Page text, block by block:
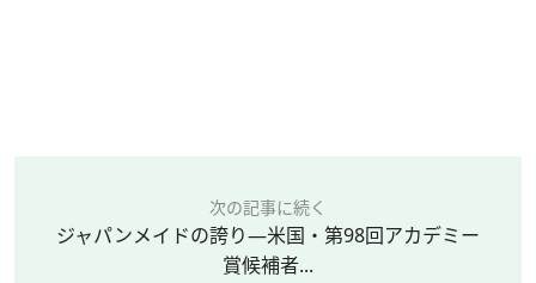
次の記事に続く
ジャパンメイドの誇り—米国・第98回アカデミー
賞候補者...